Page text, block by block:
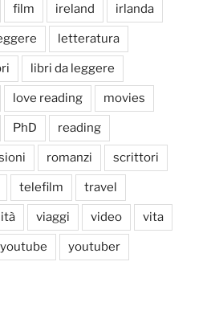
film ireland irlanda
letteratura
libri da leggere
love reading movies
PhD reading
romanzi scrittori
telefilm travel
viaggi video vita
youtube youtuber